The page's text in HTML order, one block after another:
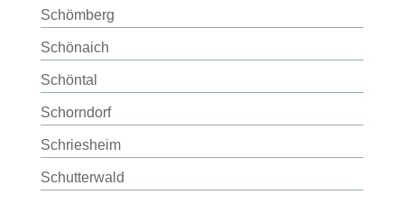
Schömberg
Schönaich
Schöntal
Schorndorf
Schriesheim
Schutterwald